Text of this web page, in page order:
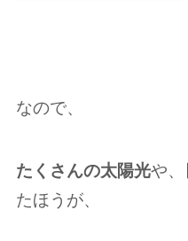
なので、
たくさんの太陽光や、
たほうが、